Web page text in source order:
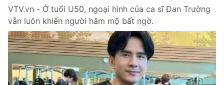
VTV.vn - Ở tuổi U50, ngoại hình của ca sĩ Đan Trường
vẫn luôn khiến người hâm mộ bất ngờ.